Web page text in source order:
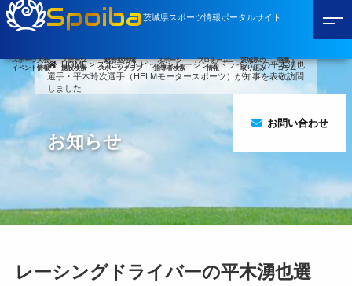
Spoiba茨城県スポーツ情報ポータルサイト
スポーツ大会
イベント情報
スポーツ
施設検索
総合型地域
スポーツクラブ
スポーツ
指導者検索
プロチーム
情報
茨城県の
取り組み
特集・
コラム
お問い合わせ
HOME>スポーツトピック>レーシングドライバーの平木湧也
選手・平木玲次選手（HELMモータースポーツ）が知事を表敬訪問
しました
お知らせ
レーシングドライバーの平木湧也選